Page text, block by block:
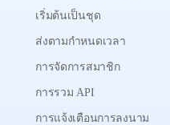
เริ่มต้นเป็นชุด
ส่งตามกำหนดเวลา
การจัดการสมาชิก
การรวม API
การแจ้งเตือนการลงนาม